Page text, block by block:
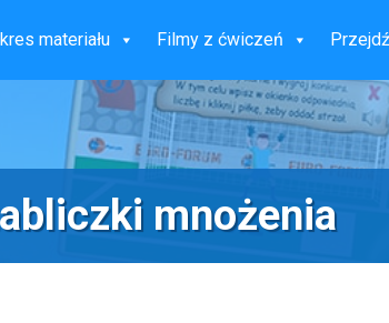
materiału Filmy z ćwiczeń
mnożenia